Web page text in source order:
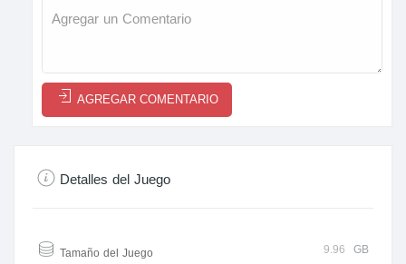
AGREGAR COMENTARIO
Detalles del Juego
Tamaño del Juego 9.96 GB